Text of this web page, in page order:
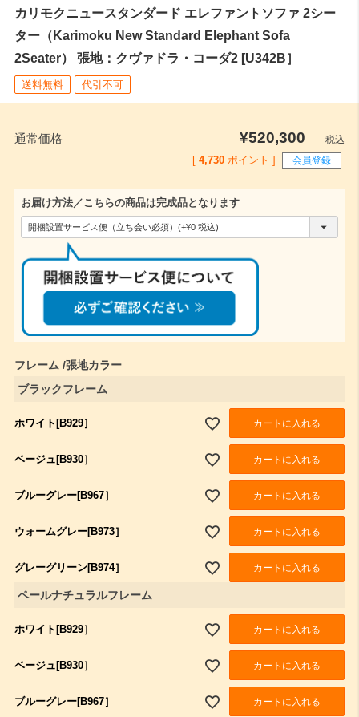
カリモクニュースタンダード エレファントソファ 2シー
ター（Karimoku New Standard Elephant Sofa
2Seater） 張地：クヴァドラ・コーダ2 [U342B］
送料無料 代引不可
通常価格 ¥520,300
税込
[ 4,730 ポイント ] 会員登録
お届け方法／こちらの商品は完成品となります
フレーム 張地カラー
ブラックフレーム
ホワイト[B929］ カートに入れる
ベージュ[B930］ カートに入れる
ブルーグレー[B967］ カートに入れる
ウォームグレー[B973］ カートに入れる
グレーグリーン[B974］ カートに入れる
ペールナチュラルフレーム
ホワイト[B929］ カートに入れる
ベージュ[B930］ カートに入れる
ブルーグレー[B967］ カートに入れる